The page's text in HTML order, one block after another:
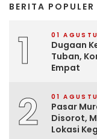
BERITA POPULER
1 01
Dugaan
Tuban,
Empat
2 01
Pasar
Disorot,
Lokasi